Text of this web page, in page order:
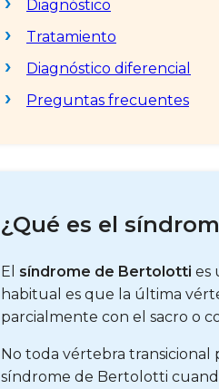
Diagnóstico
Tratamiento
Diagnóstico diferencial
Preguntas frecuentes
¿Qué es el
El síndrome de Bertolotti es
habitual es que la última
parcialmente con el sacro o
No toda vértebra transicional
síndrome de Bertolotti